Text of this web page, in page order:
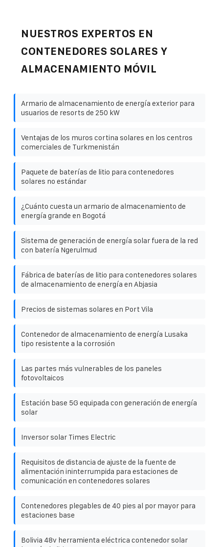
NUESTROS EXPERTOS EN
CONTENEDORES SOLARES Y
ALMACENAMIENTO MÓVIL
Armario de almacenamiento de energía exterior para
usuarios de resorts de 250 kW
Ventajas de los muros cortina solares en los centros
comerciales de Turkmenistán
Paquete de baterías de litio para contenedores
solares no estándar
¿Cuánto cuesta un armario de almacenamiento de
energía grande en Bogotá
Sistema de generación de energía solar fuera de la red
con batería Ngerulmud
Fábrica de baterías de litio para contenedores solares
de almacenamiento de energía en Abjasia
Precios de sistemas solares en Port Vila
Contenedor de almacenamiento de energía Lusaka
tipo resistente a la corrosión
Las partes más vulnerables de los paneles
fotovoltaicos
Estación base 5G equipada con generación de energía
solar
Inversor solar Times Electric
Requisitos de distancia de ajuste de la fuente de
alimentación ininterrumpida para estaciones de
comunicación en contenedores solares
Contenedores plegables de 40 pies al por mayor para
estaciones base
Bolivia 48v herramienta eléctrica contenedor solar